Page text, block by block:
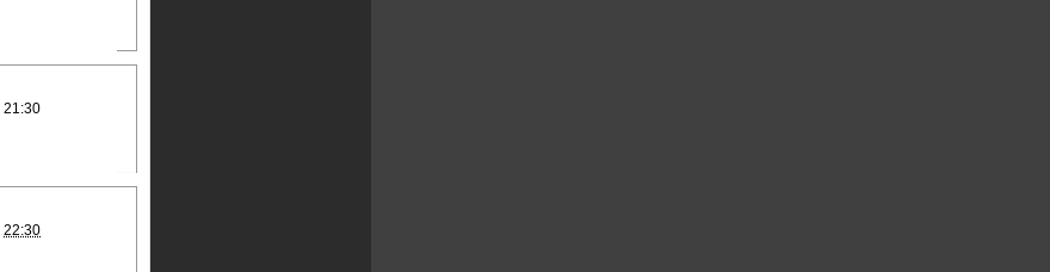
21:30
22:30